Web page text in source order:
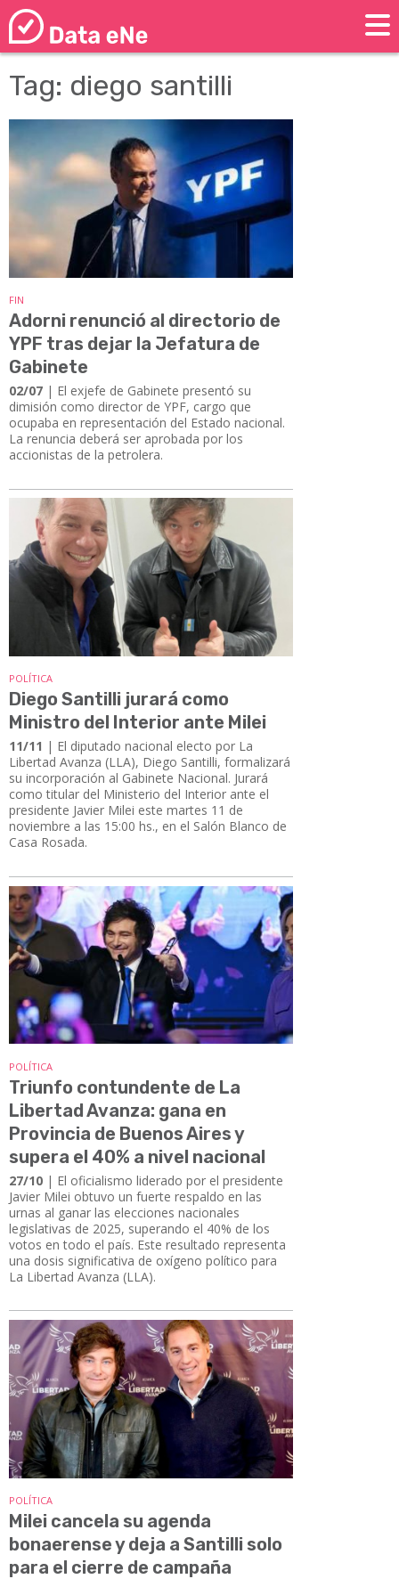
Tag: diego santilli
FIN
Adorni renunció al directorio de
YPF tras dejar la Jefatura de
Gabinete
02/07 | El exjefe de Gabinete presentó su
dimisión como director de YPF, cargo que
ocupaba en representación del Estado nacional.
La renuncia deberá ser aprobada por los
accionistas de la petrolera.
POLÍTICA
Diego Santilli jurará como
Ministro del Interior ante Milei
11/11 | El diputado nacional electo por La
Libertad Avanza (LLA), Diego Santilli, formalizará
su incorporación al Gabinete Nacional. Jurará
como titular del Ministerio del Interior ante el
presidente Javier Milei este martes 11 de
noviembre a las 15:00 hs., en el Salón Blanco de
Casa Rosada.
POLÍTICA
Triunfo contundente de La
Libertad Avanza: gana en
Provincia de Buenos Aires y
supera el 40% a nivel nacional
27/10 | El oficialismo liderado por el presidente
Javier Milei obtuvo un fuerte respaldo en las
urnas al ganar las elecciones nacionales
legislativas de 2025, superando el 40% de los
votos en todo el país. Este resultado representa
una dosis significativa de oxígeno político para
La Libertad Avanza (LLA).
POLÍTICA
Milei cancela su agenda
bonaerense y deja a Santilli solo
para el cierre de campaña